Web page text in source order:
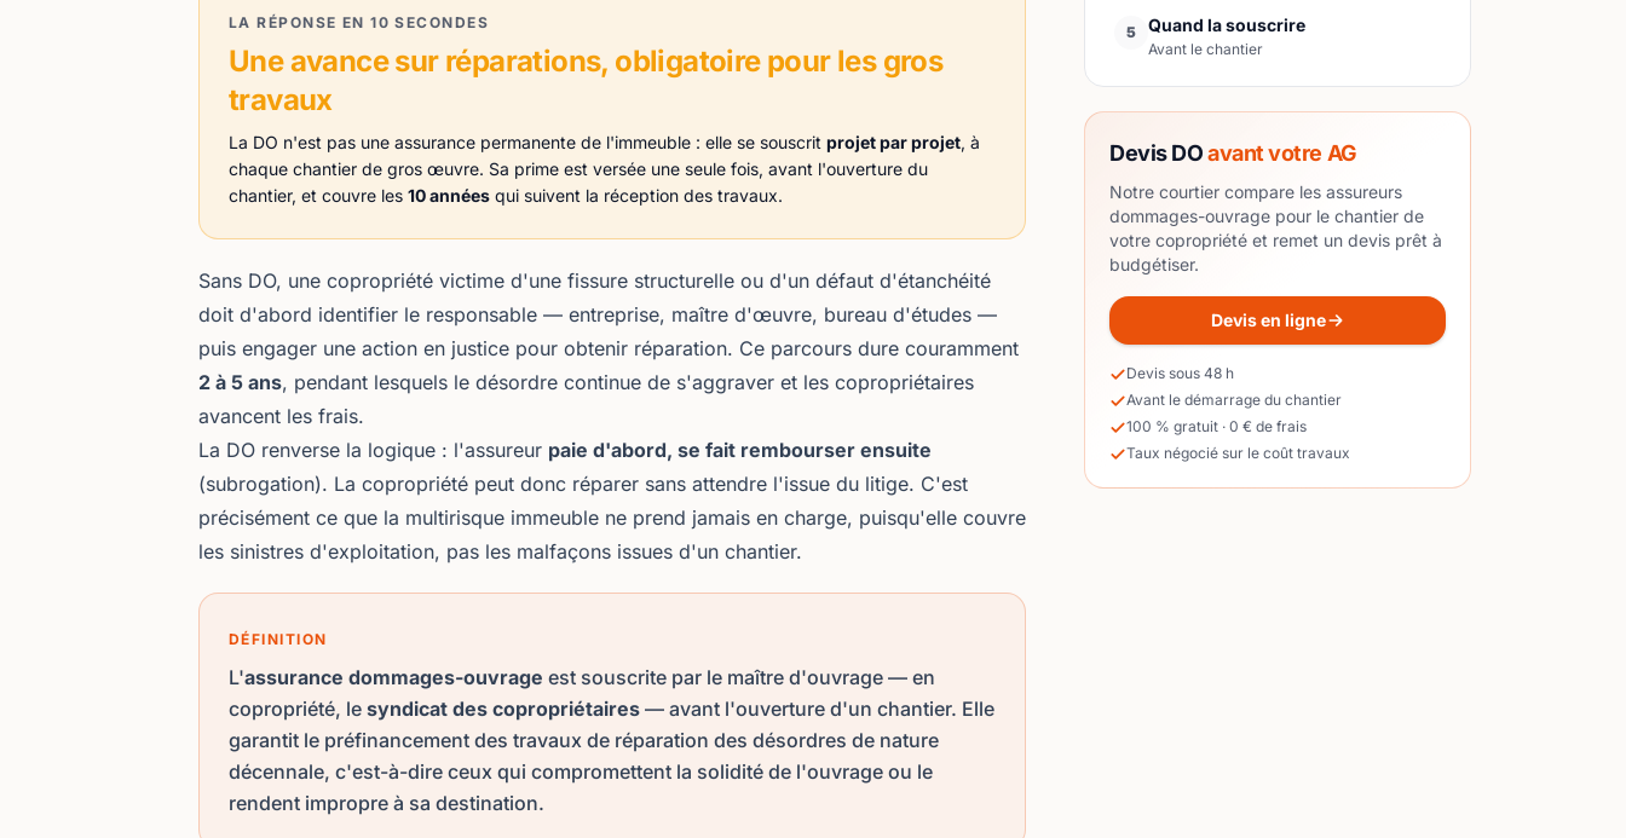
LA RÉPONSE EN 10 SECONDES
Une avance sur réparations, obligatoire pour les gros
travaux
La DO n'est pas une assurance permanente de l'immeuble : elle se souscrit projet par projet, à
chaque chantier de gros œuvre. Sa prime est versée une seule fois, avant l'ouverture du
chantier, et couvre les 10 années qui suivent la réception des travaux.
Sans DO, une copropriété victime d'une fissure structurelle ou d'un défaut d'étanchéité
doit d'abord identifier le responsable — entreprise, maître d'œuvre, bureau d'études —
puis engager une action en justice pour obtenir réparation. Ce parcours dure couramment
2 à 5 ans, pendant lesquels le désordre continue de s'aggraver et les copropriétaires
avancent les frais.
La DO renverse la logique : l'assureur paie d'abord, se fait rembourser ensuite
(subrogation). La copropriété peut donc réparer sans attendre l'issue du litige. C'est
précisément ce que la multirisque immeuble ne prend jamais en charge, puisqu'elle couvre
les sinistres d'exploitation, pas les malfaçons issues d'un chantier.
DÉFINITION
L'assurance dommages-ouvrage est souscrite par le maître d'ouvrage — en
copropriété, le syndicat des copropriétaires — avant l'ouverture d'un chantier. Elle
garantit le préfinancement des travaux de réparation des désordres de nature
décennale, c'est-à-dire ceux qui compromettent la solidité de l'ouvrage ou le
rendent impropre à sa destination.
5 Quand la souscrire
Avant le chantier
Devis DOavant votre AG
Notre courtier compare les assureurs
dommages-ouvrage pour le chantier de
votre copropriété et remet un devis prêt à
budgétiser.
Devis en ligne
Devis sous 48 h
Avant le démarrage du chantier
100 % gratuit · 0 € de frais
Taux négocié sur le coût travaux